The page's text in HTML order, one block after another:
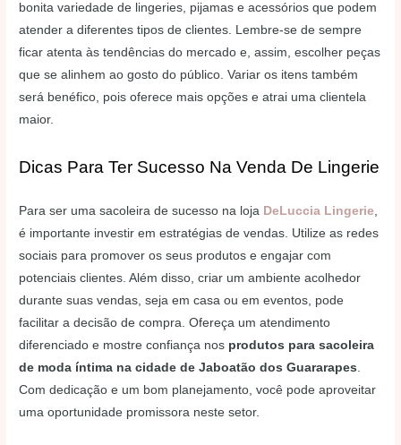
bonita variedade de lingeries, pijamas e acessórios que podem
atender a diferentes tipos de clientes. Lembre-se de sempre
ficar atenta às tendências do mercado e, assim, escolher peças
que se alinhem ao gosto do público. Variar os itens também
será benéfico, pois oferece mais opções e atrai uma clientela
maior.
Dicas Para Ter Sucesso Na Venda De Lingerie
Para ser uma sacoleira de sucesso na loja DeLuccia Lingerie
é importante investir em estratégias de vendas. Utilize as redes
sociais para promover os seus produtos e engajar com
potenciais clientes. Além disso, criar um ambiente acolhedor
durante suas vendas, seja em casa ou em eventos, pode
facilitar a decisão de compra. Ofereça um atendimento
diferenciado e mostre confiança nos produtos para sacoleira
de moda íntima na cidade de Jaboatão dos Guararapes
Com dedicação e um bom planejamento, você pode aproveitar
uma oportunidade promissora neste setor.